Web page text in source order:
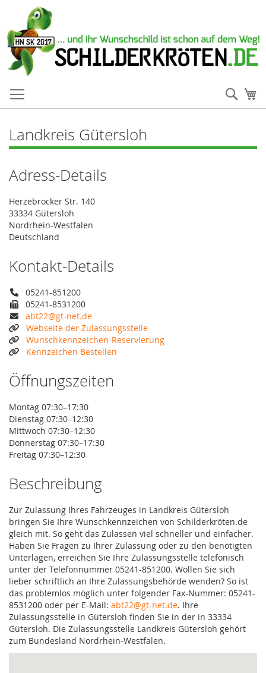
Landkreis Gütersloh
Adress-Details
Herzebrocker Str. 140
33334 Gütersloh
Nordrhein-Westfalen
Deutschland
Kontakt-Details
05241-851200
05241-8531200
abt22@gt-net.de
Webseite der Zulassungsstelle
Wunschkennzeichen-Reservierung
Kennzeichen Bestellen
Öffnungszeiten
Montag 07:30–17:30
Dienstag 07:30–12:30
Mittwoch 07:30–12:30
Donnerstag 07:30–17:30
Freitag 07:30–12:30
Beschreibung
Zur Zulassung Ihres Fahrzeuges in Landkreis Gütersloh
bringen Sie Ihre Wunschkennzeichen von Schilderkröten.de
gleich mit. So geht das Zulassen viel schneller und einfacher.
Haben Sie Fragen zu Ihrer Zulassung oder zu den benötigten
Unterlagen, erreichen Sie Ihre Zulassungsstelle telefonisch
unter der Telefonnummer 05241-851200. Wollen Sie sich
lieber schriftlich an Ihre Zulassungsbehörde wenden? So ist
das problemlos möglich unter folgender Fax-Nummer: 05241-
8531200 oder per E-Mail: abt22@gt-net.de. Ihre
Zulassungsstelle in Gütersloh finden Sie in der in 33334
Gütersloh. Die Zulassungsstelle Landkreis Gütersloh gehört
zum Bundesland Nordrhein-Westfalen.